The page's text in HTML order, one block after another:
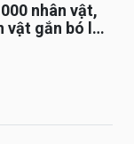
nhân vật,
vật gắn bó lâu